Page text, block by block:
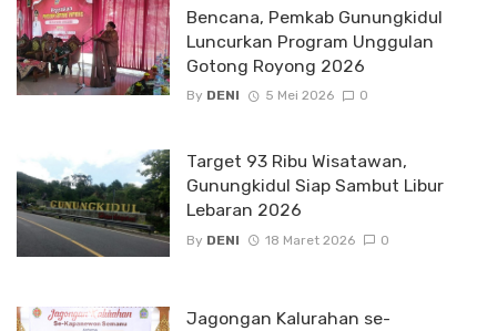
Bencana, Pemkab Gunungkidul
Luncurkan Program Unggulan
Gotong Royong 2026
By DENI 5 Mei 2026 0
Target 93 Ribu Wisatawan,
Gunungkidul Siap Sambut Libur
Lebaran 2026
By DENI 18 Maret 2026 0
Jagongan Kalurahan se-